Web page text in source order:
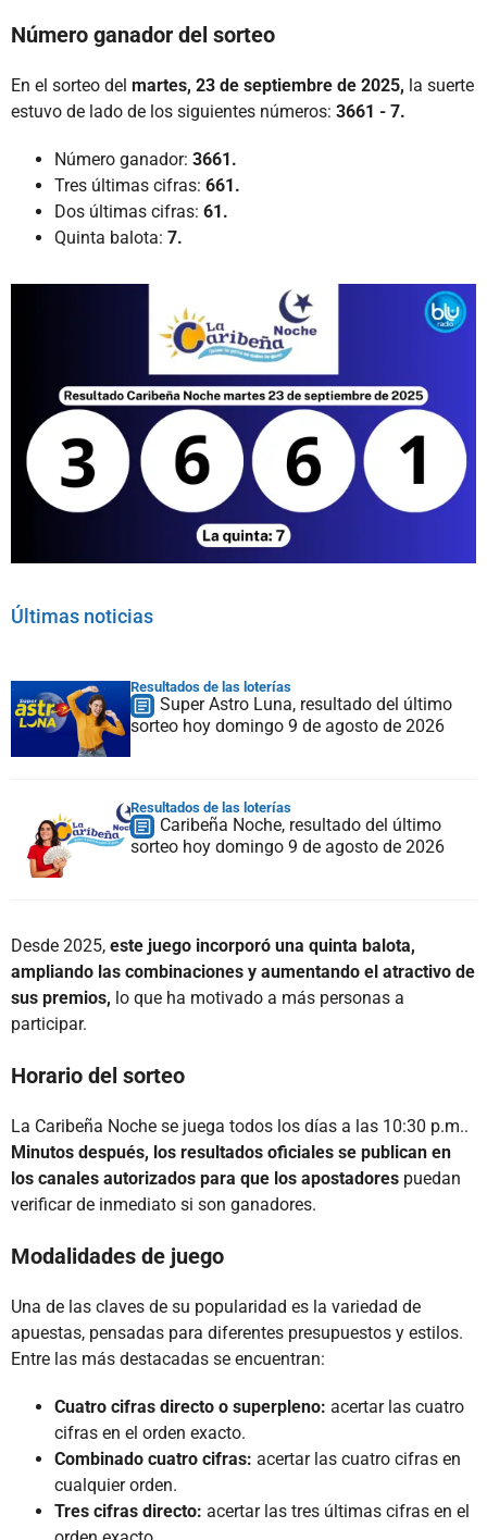
Número ganador del sorteo
En el sorteo del martes, 23 de septiembre de 2025, la suerte
estuvo de lado de los siguientes números: 3661 - 7.
Número ganador: 3661.
Tres últimas cifras: 661.
Dos últimas cifras: 61.
Quinta balota: 7.
Últimas noticias
Resultados de las loterías
Super Astro Luna, resultado del último
sorteo hoy domingo 9 de agosto de 2026
Resultados de las loterías
Caribeña Noche, resultado del último
sorteo hoy domingo 9 de agosto de 2026
Desde 2025, este juego incorporó una quinta balota,
ampliando las combinaciones y aumentando el atractivo de
sus premios, lo que ha motivado a más personas a
participar.
Horario del sorteo
La Caribeña Noche se juega todos los días a las 10:30 p.m..
Minutos después, los resultados oficiales se publican en
los canales autorizados para que los apostadores puedan
verificar de inmediato si son ganadores.
Modalidades de juego
Una de las claves de su popularidad es la variedad de
apuestas, pensadas para diferentes presupuestos y estilos.
Entre las más destacadas se encuentran:
Cuatro cifras directo o superpleno: acertar las cuatro
cifras en el orden exacto.
Combinado cuatro cifras: acertar las cuatro cifras en
cualquier orden.
Tres cifras directo: acertar las tres últimas cifras en el